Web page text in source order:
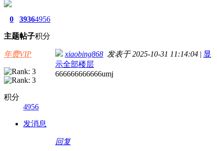
0
主题
3936
帖子
4956
积分
年费VIP
积分
4956
发消息
xiaobing868 发表于 2025-10-31 11:14:04 | 显
示全部楼层
666666666666umj
回复